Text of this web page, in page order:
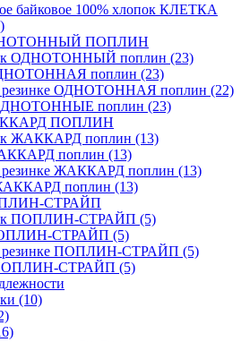
байковое 100% хлопок КЛЕТКА
ПОПЛИН
ОДНОТОННЫЙ поплин (23)
поплин (23)
резинке ОДНОТОННАЯ поплин (22)
поплин (23)
ПОПЛИН
ЖАККАРД поплин (13)
поплин (13)
резинке ЖАККАРД поплин (13)
поплин (13)
СТРАЙП
ПОПЛИН-СТРАЙП (5)
СТРАЙП (5)
резинке ПОПЛИН-СТРАЙП (5)
СТРАЙП (5)
(10)